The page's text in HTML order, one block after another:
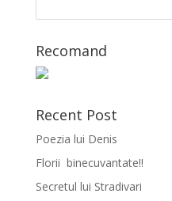
Recomand
Recent Post
Poezia lui Denis
Florii binecuvantate!!
Secretul lui Stradivari